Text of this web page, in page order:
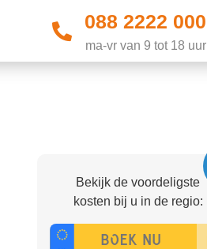
088 2222 000
ma-vr van 9 tot 18 uur
Bekijk de voordeligste
kosten bij u in de regio: